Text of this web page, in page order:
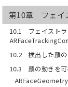
第10章 フェイ
10.1 フェイストラ
10.2 検出した顔の
10.3 顔の動きを可
ARFaceGeometry